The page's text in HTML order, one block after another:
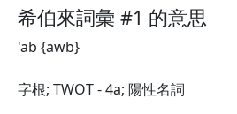
希伯來詞彙 #1 的意思
'ab {awb}
字根; TWOT - 4a; 陽性名詞